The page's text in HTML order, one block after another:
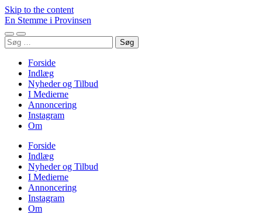
Skip to the content
En Stemme i Provinsen
Toggle
mobile
Toggle
search
Søg
efter:
Forside
Indlæg
Nyheder og Tilbud
I Medierne
Annoncering
Instagram
Om
Forside
Indlæg
Nyheder og Tilbud
I Medierne
Annoncering
Instagram
Om